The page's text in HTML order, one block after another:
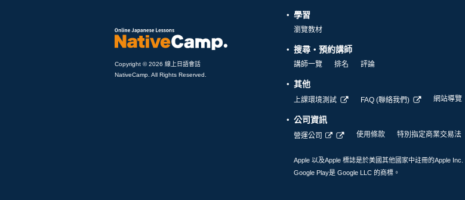
Copyright © 2026 線上日語會話
NativeCamp. All Rights Reserved.
學習
瀏覽教材
搜尋・預約講師
講師一覽 排名 評論
其他
上課環境測試 FAQ (聯絡我們) 網站導覽
公司資訊
營運公司 使用條款 特別指定商業交易法
Apple 以及Apple 標誌是於美國其他國家中註冊的Apple
Google Play是 Google LLC 的商標。